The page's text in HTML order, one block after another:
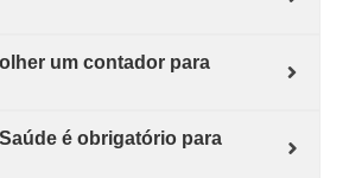
um contador para
é obrigatório para